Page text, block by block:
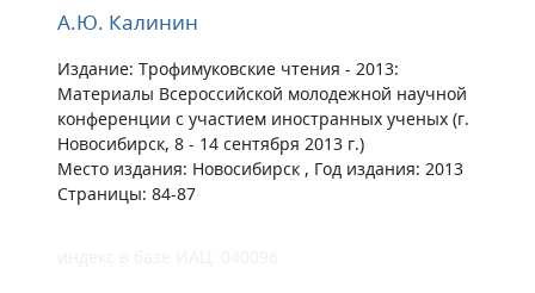
А.Ю. Калинин
Издание: Трофимуковские чтения - 2013:
Материалы Всероссийской молодежной научной
конференции с участием иностранных ученых (г.
Новосибирск, 8 - 14 сентября 2013 г.)
Место издания: Новосибирск , Год издания: 2013
Страницы: 84-87